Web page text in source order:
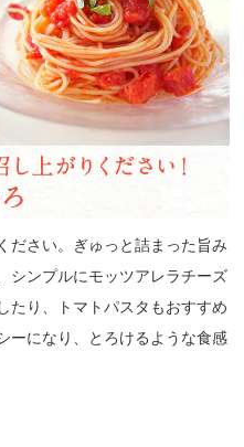
ださい。ぎゅっと詰まった旨み
シンプルにモッツアレラチーズ
たり、トマトパスタもおすすめ
ーになり、とろけるような食感